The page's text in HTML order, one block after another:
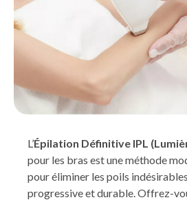
L’Épilation Définitive IPL
pour les bras est une méthode
pour éliminer les poils
progressive et durable. Offrez-